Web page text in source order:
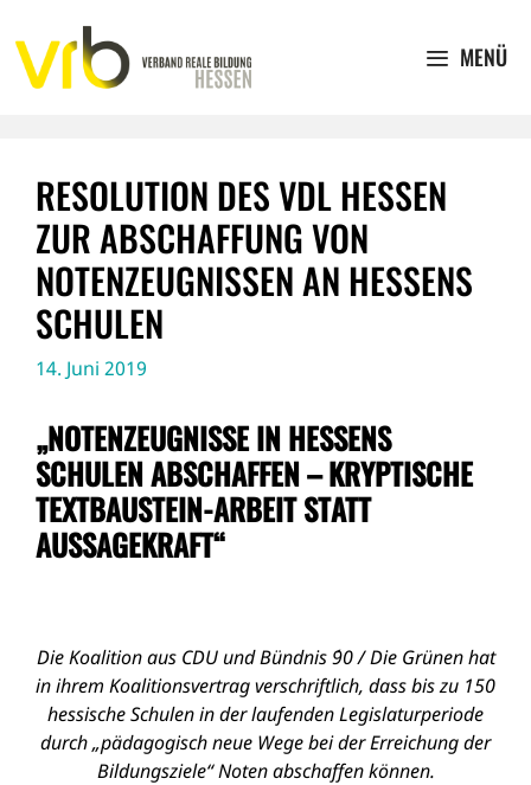
Inhalt
springen
MENÜ
RESOLUTION DES VDL HESSEN
ZUR ABSCHAFFUNG VON
NOTENZEUGNISSEN AN HESSENS
SCHULEN
14. Juni 2019
„NOTENZEUGNISSE IN HESSENS
SCHULEN ABSCHAFFEN – KRYPTISCHE
TEXTBAUSTEIN-ARBEIT STATT
AUSSAGEKRAFT“
Die Koalition aus CDU und Bündnis ´90 / Die Grünen hat
in ihrem Koalitionsvertrag verschriftlich, dass bis zu 150
hessische Schulen in der laufenden Legislaturperiode
durch „pädagogisch neue Wege bei der Erreichung der
Bildungsziele“ Noten abschaffen können.